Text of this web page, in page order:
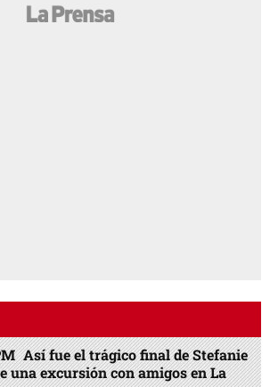
Así fue el trágico final de Stefanie
una excursión con amigos en La